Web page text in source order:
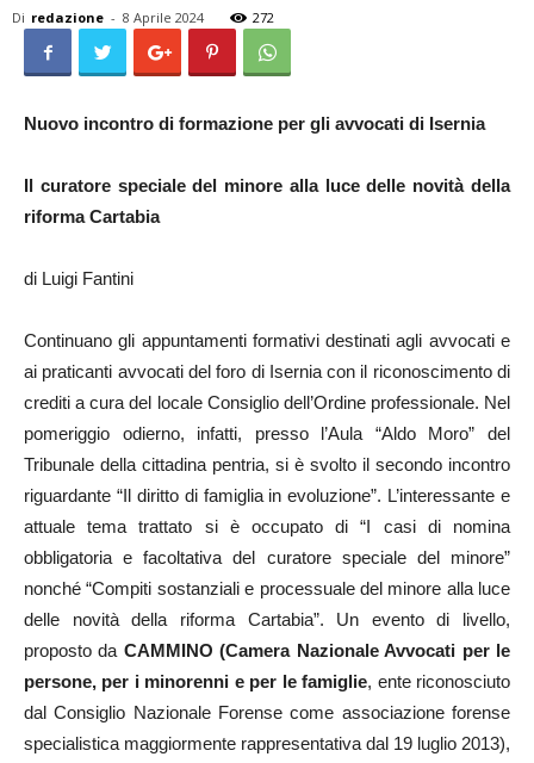
Di redazione - 8 Aprile 2024 272
Nuovo incontro di formazione per gli avvocati di Isernia
Il curatore speciale del minore alla luce delle novità della
riforma Cartabia
di Luigi Fantini
Continuano gli appuntamenti formativi destinati agli avvocati e
ai praticanti avvocati del foro di Isernia con il riconoscimento di
crediti a cura del locale Consiglio dell’Ordine professionale. Nel
pomeriggio odierno, infatti, presso l’Aula “Aldo Moro” del
Tribunale della cittadina pentria, si è svolto il secondo incontro
riguardante “Il diritto di famiglia in evoluzione”. L’interessante e
attuale tema trattato si è occupato di “I casi di nomina
obbligatoria e facoltativa del curatore speciale del minore”
nonché “Compiti sostanziali e processuale del minore alla luce
delle novità della riforma Cartabia”. Un evento di livello,
proposto da CAMMINO (Camera Nazionale Avvocati per le
persone, per i minorenni e per le famiglie, ente riconosciuto
dal Consiglio Nazionale Forense come associazione forense
specialistica maggiormente rappresentativa dal 19 luglio 2013),